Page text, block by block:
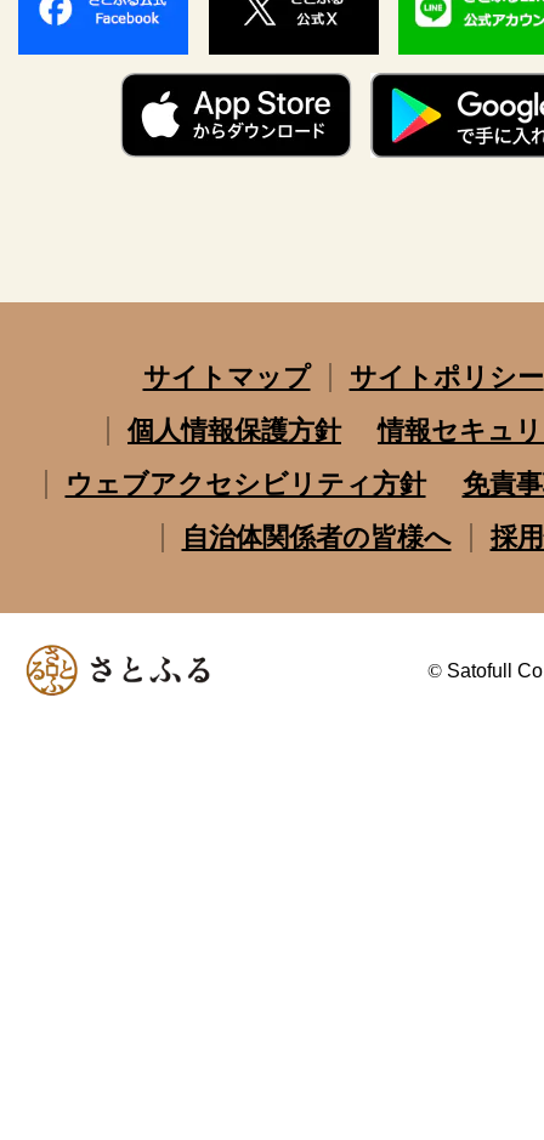
サイトマップ
サイトポリシー
個人情報保護方針
情報セキュ
ウェブアクセシビリティ方針
免責
自治体関係者の皆様へ
採
© Satofull